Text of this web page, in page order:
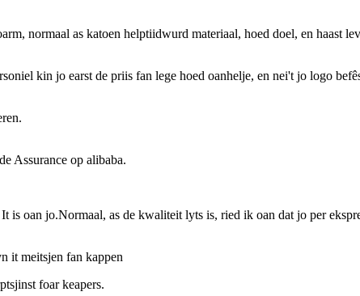
normaal as katoen helptiidwurd materiaal, hoed doel, en haast
kin jo earst de priis fan lege hoed oanhelje, en nei't jo logo
Assurance op alibaba.
oan jo.Normaal, as de kwaliteit lyts is, ried ik oan dat jo per
it meitsjen fan kappen
foar keapers.